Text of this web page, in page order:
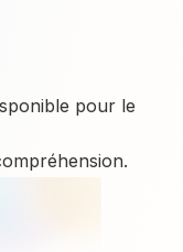
pour le